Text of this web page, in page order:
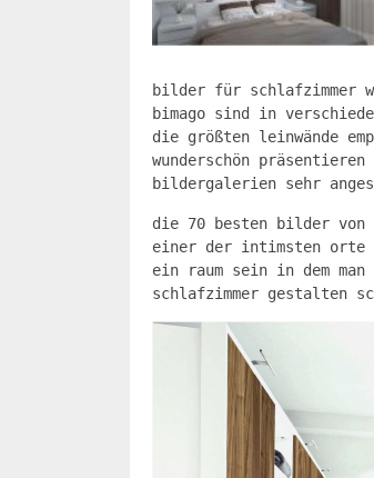
bilder für schlafzimmer
bimago sind in
die größten leinwände
wunderschön
bildergalerien sehr
die 70 besten bilder von
einer der intimsten orte
ein raum sein in dem
schlafzimmer gestalten